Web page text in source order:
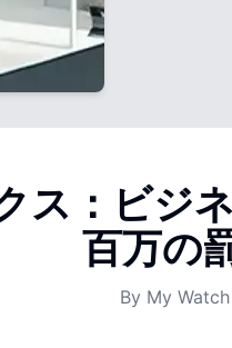
ス：ビジ
百万の
By My